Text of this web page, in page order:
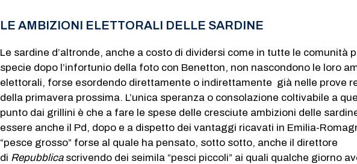
LE AMBIZIONI ELETTORALI DELLE SARDINE
Le sardine d’altronde, anche a costo di dividersi come in tutte le comunità
specie dopo l’infortunio della foto con Benetton, non nascondono le loro
elettorali, forse esordendo direttamente o indirettamente già nelle prove
della primavera prossima. L’unica speranza o consolazione coltivabile a
punto dai grillini è che a fare le spese delle cresciute ambizioni delle
essere anche il Pd, dopo e a dispetto dei vantaggi ricavati in Emilia-
“pesce grosso” forse al quale ha pensato, sotto sotto, anche il direttore
di Repubblicascrivendo dei seimila “pesci piccoli” ai quali qualche giorno